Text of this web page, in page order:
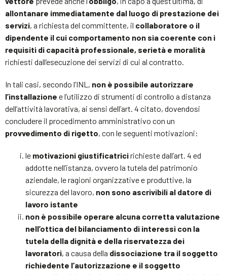
allontanare immediatamente dal luogo di prestazione dei
servizi, a richiesta del committente, il collaboratore o il
dipendente il cui comportamento non sia coerente con i
requisiti di capacità professionale, serietà e moralità
richiesti dall’esecuzione dei servizi di cui al contratto.
In tali casi, secondo l’INL, non è possibile autorizzare
l’installazione e l’utilizzo di strumenti di controllo a distanza
dell’attività lavorativa, ai sensi dell’art. 4 citato, dovendosi
concludere il procedimento amministrativo con un
provvedimento di rigetto, con le seguenti motivazioni:
le motivazioni giustificatricirichieste dall’art. 4 ed
addotte nell’istanza, ovvero la tutela del patrimonio
aziendale, le ragioni organizzative e produttive, la
sicurezza del lavoro, non sono ascrivibili al datore di
lavoro istante
non è possibile operare alcuna corretta valutazione
nell’ottica del bilanciamento di interessi con la
tutela della dignità e della riservatezza dei
lavoratori, a causa della dissociazione tra il soggetto
richiedente l’autorizzazione e il soggetto